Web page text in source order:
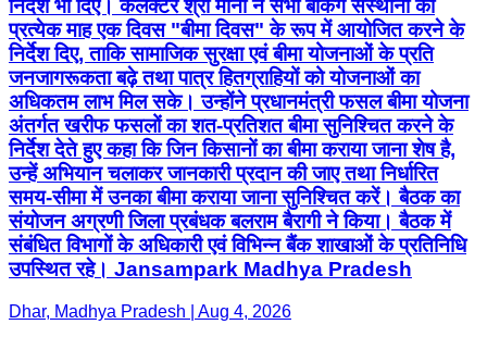
निर्देश भी दिए। कलेक्टर श्री मीना ने सभी बैंकिंग संस्थानों को
प्रत्येक माह एक दिवस "बीमा दिवस" के रूप में आयोजित करने के
निर्देश दिए, ताकि सामाजिक सुरक्षा एवं बीमा योजनाओं के प्रति
जनजागरूकता बढ़े तथा पात्र हितग्राहियों को योजनाओं का
अधिकतम लाभ मिल सके। उन्होंने प्रधानमंत्री फसल बीमा योजना
अंतर्गत खरीफ फसलों का शत-प्रतिशत बीमा सुनिश्चित करने के
निर्देश देते हुए कहा कि जिन किसानों का बीमा कराया जाना शेष है,
उन्हें अभियान चलाकर जानकारी प्रदान की जाए तथा निर्धारित
समय-सीमा में उनका बीमा कराया जाना सुनिश्चित करें। बैठक का
संयोजन अग्रणी जिला प्रबंधक बलराम बैरागी ने किया। बैठक में
संबंधित विभागों के अधिकारी एवं विभिन्न बैंक शाखाओं के प्रतिनिधि
उपस्थित रहे। Jansampark Madhya Pradesh
Dhar, Madhya Pradesh | Aug 4, 2026